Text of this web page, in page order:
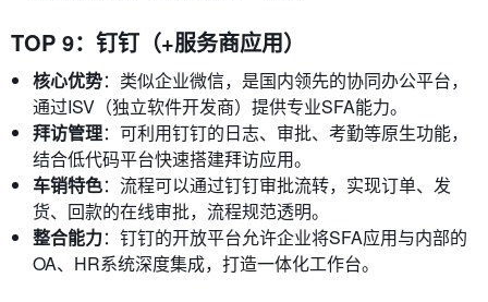
TOP 9：钉钉（+服务商应用）
核心优势：类似企业微信，是国内领先的协同办公平台，
通过ISV（独立软件开发商）提供专业SFA能力。
拜访管理：可利用钉钉的日志、审批、考勤等原生功能，
结合低代码平台快速搭建拜访应用。
车销特色：流程可以通过钉钉审批流转，实现订单、发
货、回款的在线审批，流程规范透明。
整合能力：钉钉的开放平台允许企业将SFA应用与内部的
OA、HR系统深度集成，打造一体化工作台。